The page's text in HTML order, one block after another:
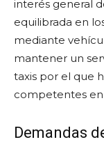
interés general
equilibrada en
mediante
mantener un
taxis por el que
competentes en
Demandas